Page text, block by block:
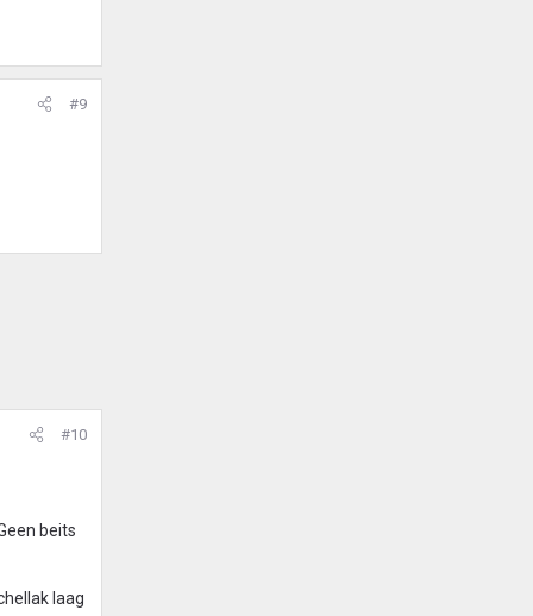
#9
#10
beits
laag